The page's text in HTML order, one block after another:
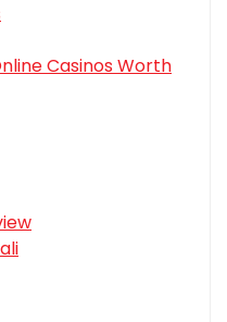
Casinos Worth